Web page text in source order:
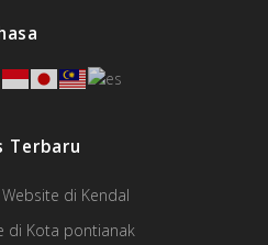
Terbaru
di Kendal
di Kota pontianak